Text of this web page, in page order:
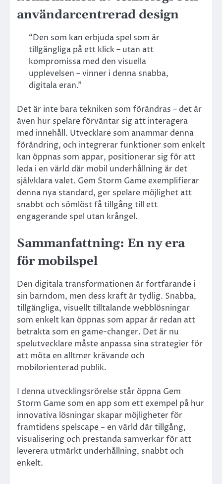
användarcentrerad design
“Den som kan erbjuda spel som är
tillgängliga på ett klick – utan att
kompromissa med den visuella
upplevelsen – vinner i denna snabba,
digitala eran.”
Det är inte bara tekniken som förändras – det är
även hur spelare förväntar sig att interagera
med innehåll. Utvecklare som anammar denna
förändring, och integrerar funktioner som enkelt
kan öppnas som appar, positionerar sig för att
leda i en värld där mobil underhållning är det
självklara valet. Gem Storm Game exemplifierar
denna nya standard, ger spelare möjlighet att
snabbt och sömlöst få tillgång till ett
engagerande spel utan krångel.
Sammanfattning: En ny era
för mobilspel
Den digitala transformationen är fortfarande i
sin barndom, men dess kraft är tydlig. Snabba,
tillgängliga, visuellt tilltalande webblösningar
som enkelt kan öppnas som appar är redan att
betrakta som en game-changer. Det är nu
spelutvecklare måste anpassa sina strategier för
att möta en alltmer krävande och
mobilorienterad publik.
I denna utvecklingsrörelse står öppna Gem
Storm Game som en app som ett exempel på hur
innovativa lösningar skapar möjligheter för
framtidens spelscape − en värld där tillgång,
visualisering och prestanda samverkar för att
leverera utmärkt underhållning, snabbt och
enkelt.